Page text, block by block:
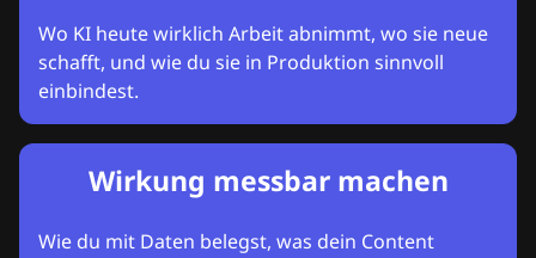
Wo KI heute wirklich Arbeit abnimmt, wo sie neue
schafft, und wie du sie in Produktion sinnvoll
einbindest.
Wirkung messbar machen
Wie du mit Daten belegst, was dein Content